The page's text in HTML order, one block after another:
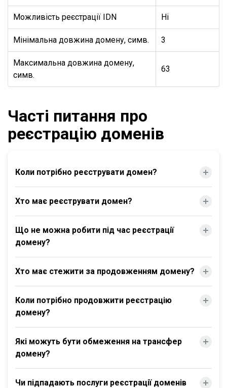
Можливість реєстрації IDN Ні
Мінімальна довжина домену, симв. 3
Максимальна довжина домену,
симв.
63
Часті питання про
реєстрацію доменів
Коли потрібно реєструвати домен?
Хто має реєструвати домен?
Що не можна робити під час реєстрації
домену?
Хто має стежити за продовженням домену?
Коли потрібно продовжити реєстрацію
домену?
Які можуть бути обмеження на трансфер
домену?
Чи підпадають послуги реєстрації доменів